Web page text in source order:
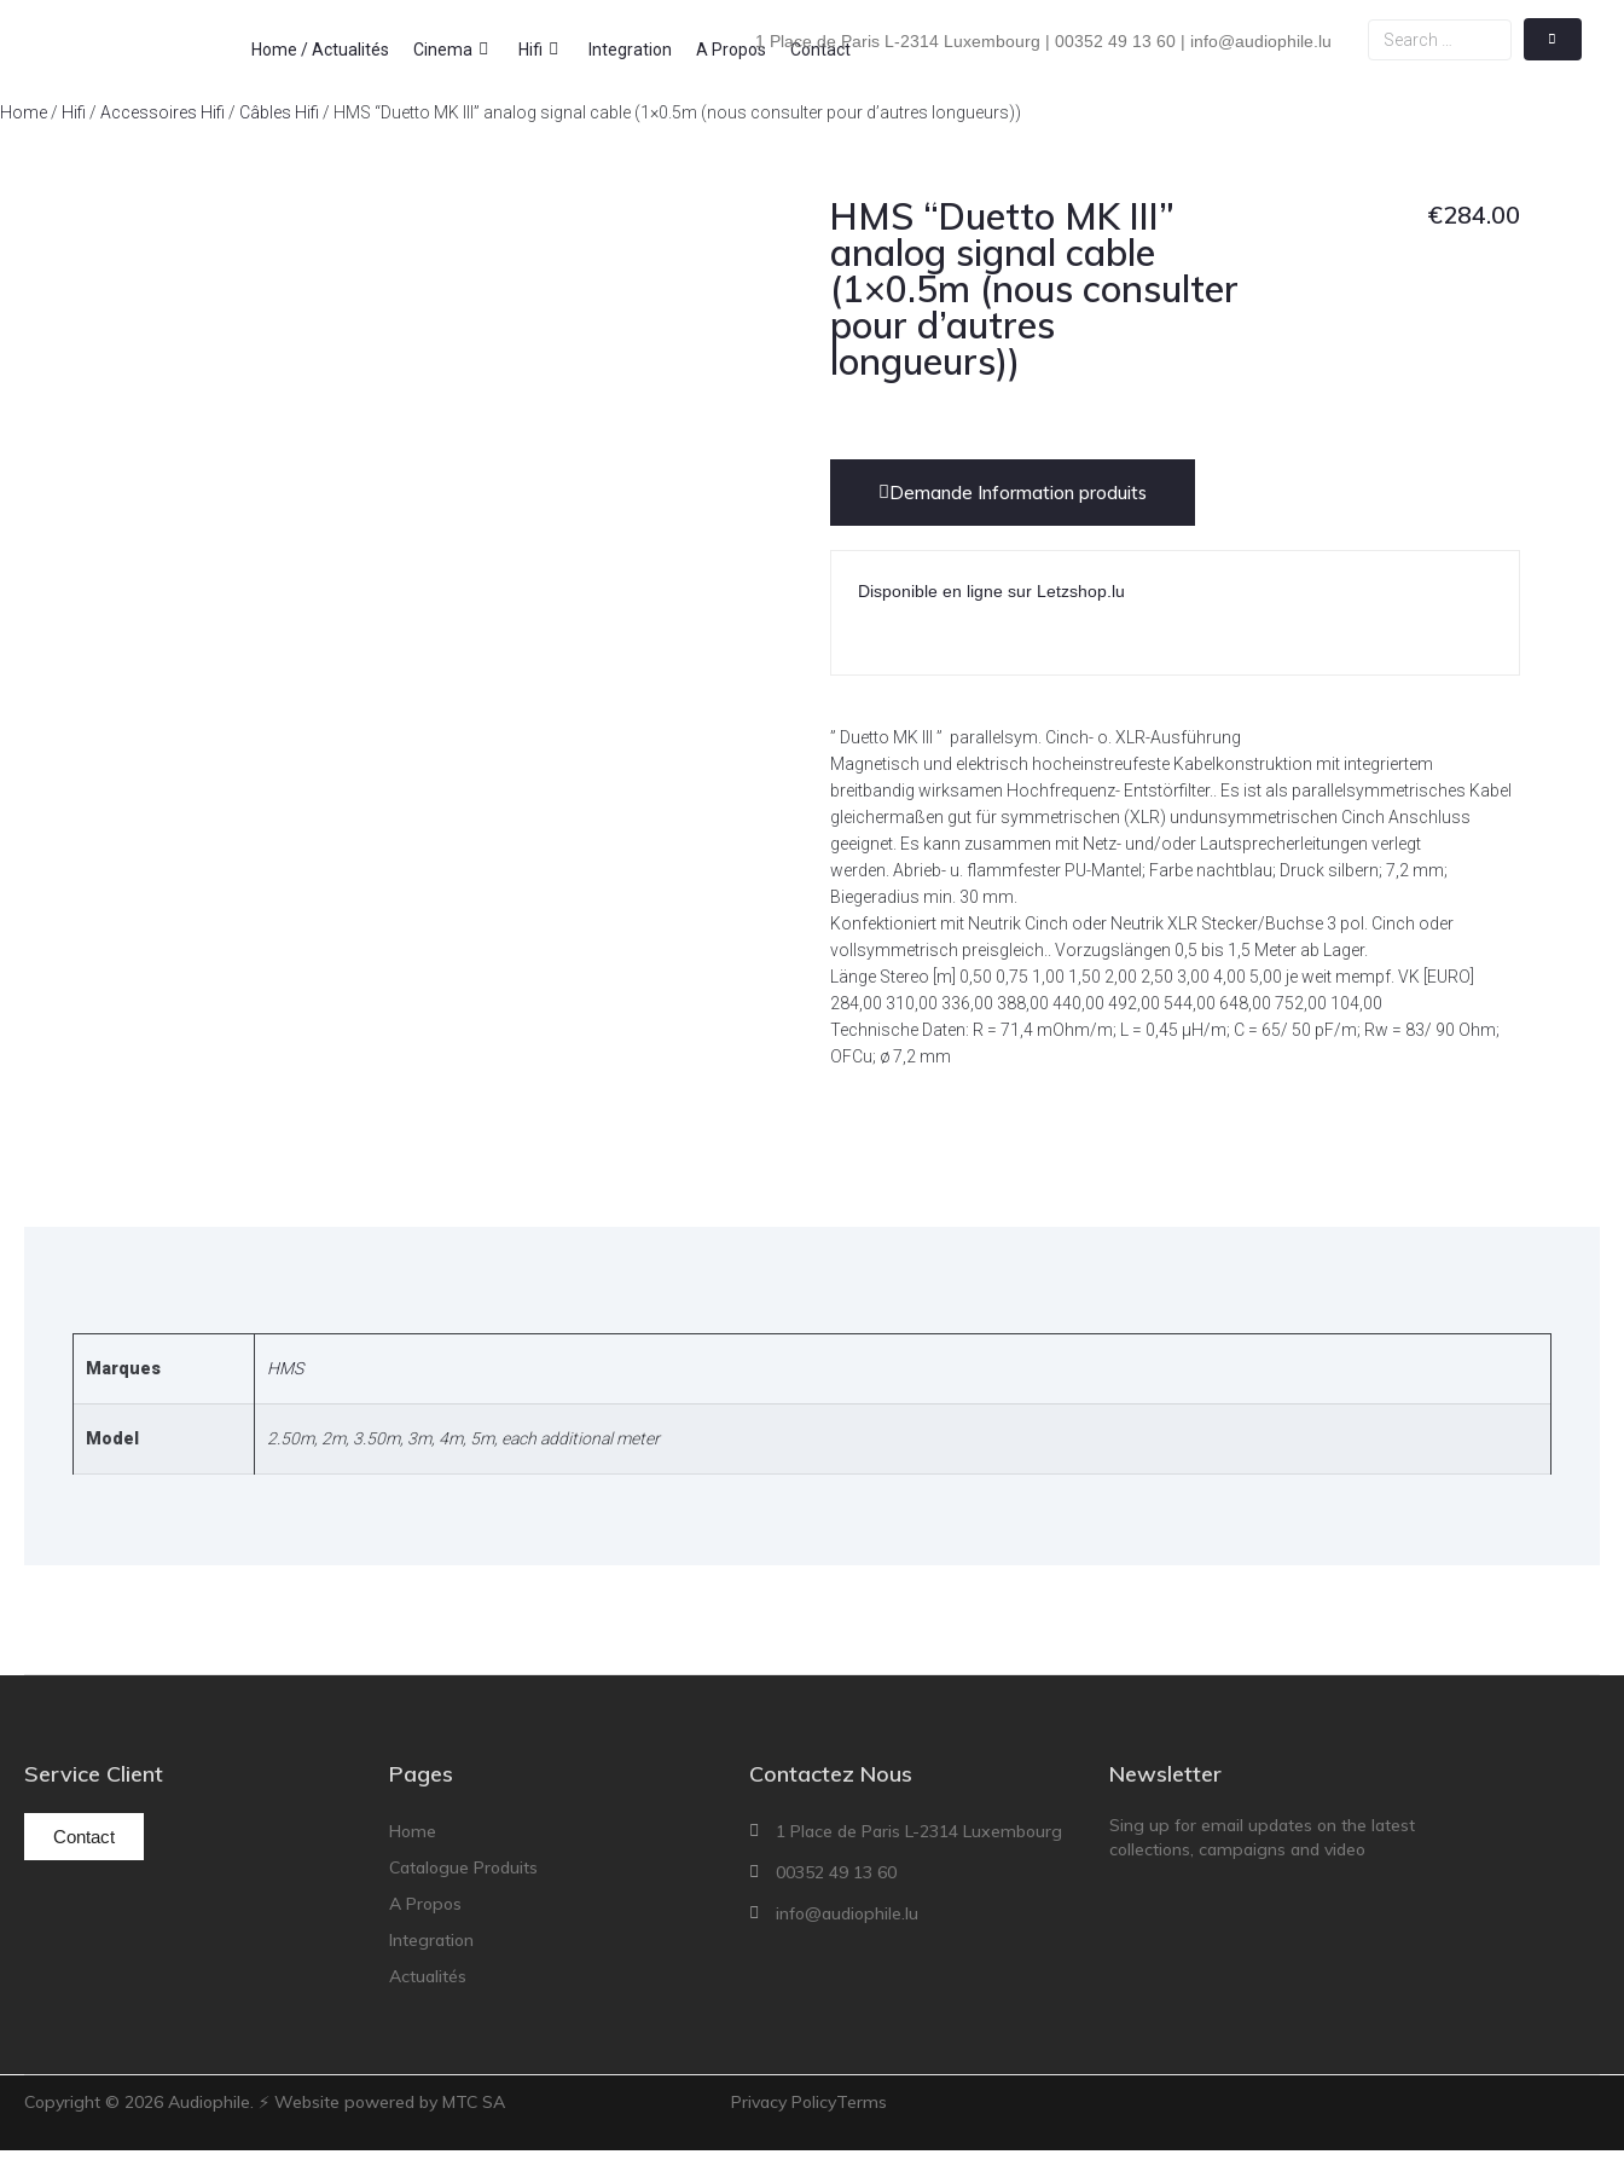
1 Place de Paris L-2314 Luxembourg | 00352 49 13 60 | info@audiophile.lu
Home / Actualités Cinema Hifi Integration A Propos Contact
Home / Hifi / Accessoires Hifi / Câbles Hifi / HMS “Duetto MK III” analog signal cable (1×0.5m (nous consulter pour d’autres longueurs))
HMS “Duetto MK III”
analog signal cable
(1×0.5m (nous consulter
pour d’autres
longueurs))
€284.00
Demande Information produits
Disponible en ligne sur Letzshop.lu
” Duetto MK III ” parallelsym. Cinch- o. XLR-Ausführung
Magnetisch und elektrisch hocheinstreufeste Kabelkonstruktion mit integriertem
breitbandig wirksamen Hochfrequenz- Entstörfilter.. Es ist als parallelsymmetrisches Kabel
gleichermaßen gut für symmetrischen (XLR) undunsymmetrischen Cinch Anschluss
geeignet. Es kann zusammen mit Netz- und/oder Lautsprecherleitungen verlegt
werden. Abrieb- u. flammfester PU-Mantel; Farbe nachtblau; Druck silbern; 7,2 mm;
Biegeradius min. 30 mm.
Konfektioniert mit Neutrik Cinch oder Neutrik XLR Stecker/Buchse 3 pol. Cinch oder
vollsymmetrisch preisgleich.. Vorzugslängen 0,5 bis 1,5 Meter ab Lager.
Länge Stereo [m] 0,50 0,75 1,00 1,50 2,00 2,50 3,00 4,00 5,00 je weit mempf. VK [EURO]
284,00 310,00 336,00 388,00 440,00 492,00 544,00 648,00 752,00 104,00
Technische Daten: R = 71,4 mOhm/m; L = 0,45 μH/m; C = 65/ 50 pF/m; Rw = 83/ 90 Ohm;
OFCu; ø 7,2 mm
Marques HMS
Model 2.50m, 2m, 3.50m, 3m, 4m, 5m, each additional meter
Service Client
Contact
Pages
Home
Catalogue Produits
A Propos
Integration
Actualités
Contactez Nous
1 Place de Paris L-2314 Luxembourg
00352 49 13 60
info@audiophile.lu
Newsletter
Sing up for email updates on the latest
collections, campaigns and video
Copyright © 2026 Audiophile. ⚡ Website powered by MTC SA Privacy PolicyTerms